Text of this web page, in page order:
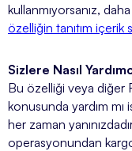
kullanmıyorsanız,
özelliğin tanıtım içerik
Sizlere Nasıl
Bu özelliği veya diğer
konusunda yardım
her zaman
operasyonundan